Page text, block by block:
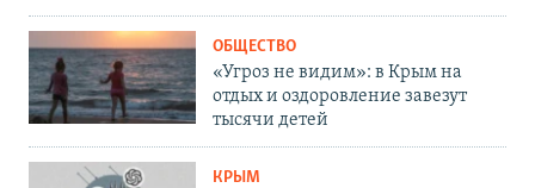
ОБЩЕСТВО
«Угроз не видим»: в Крым на
отдых и оздоровление завезут
тысячи детей
КРЫМ